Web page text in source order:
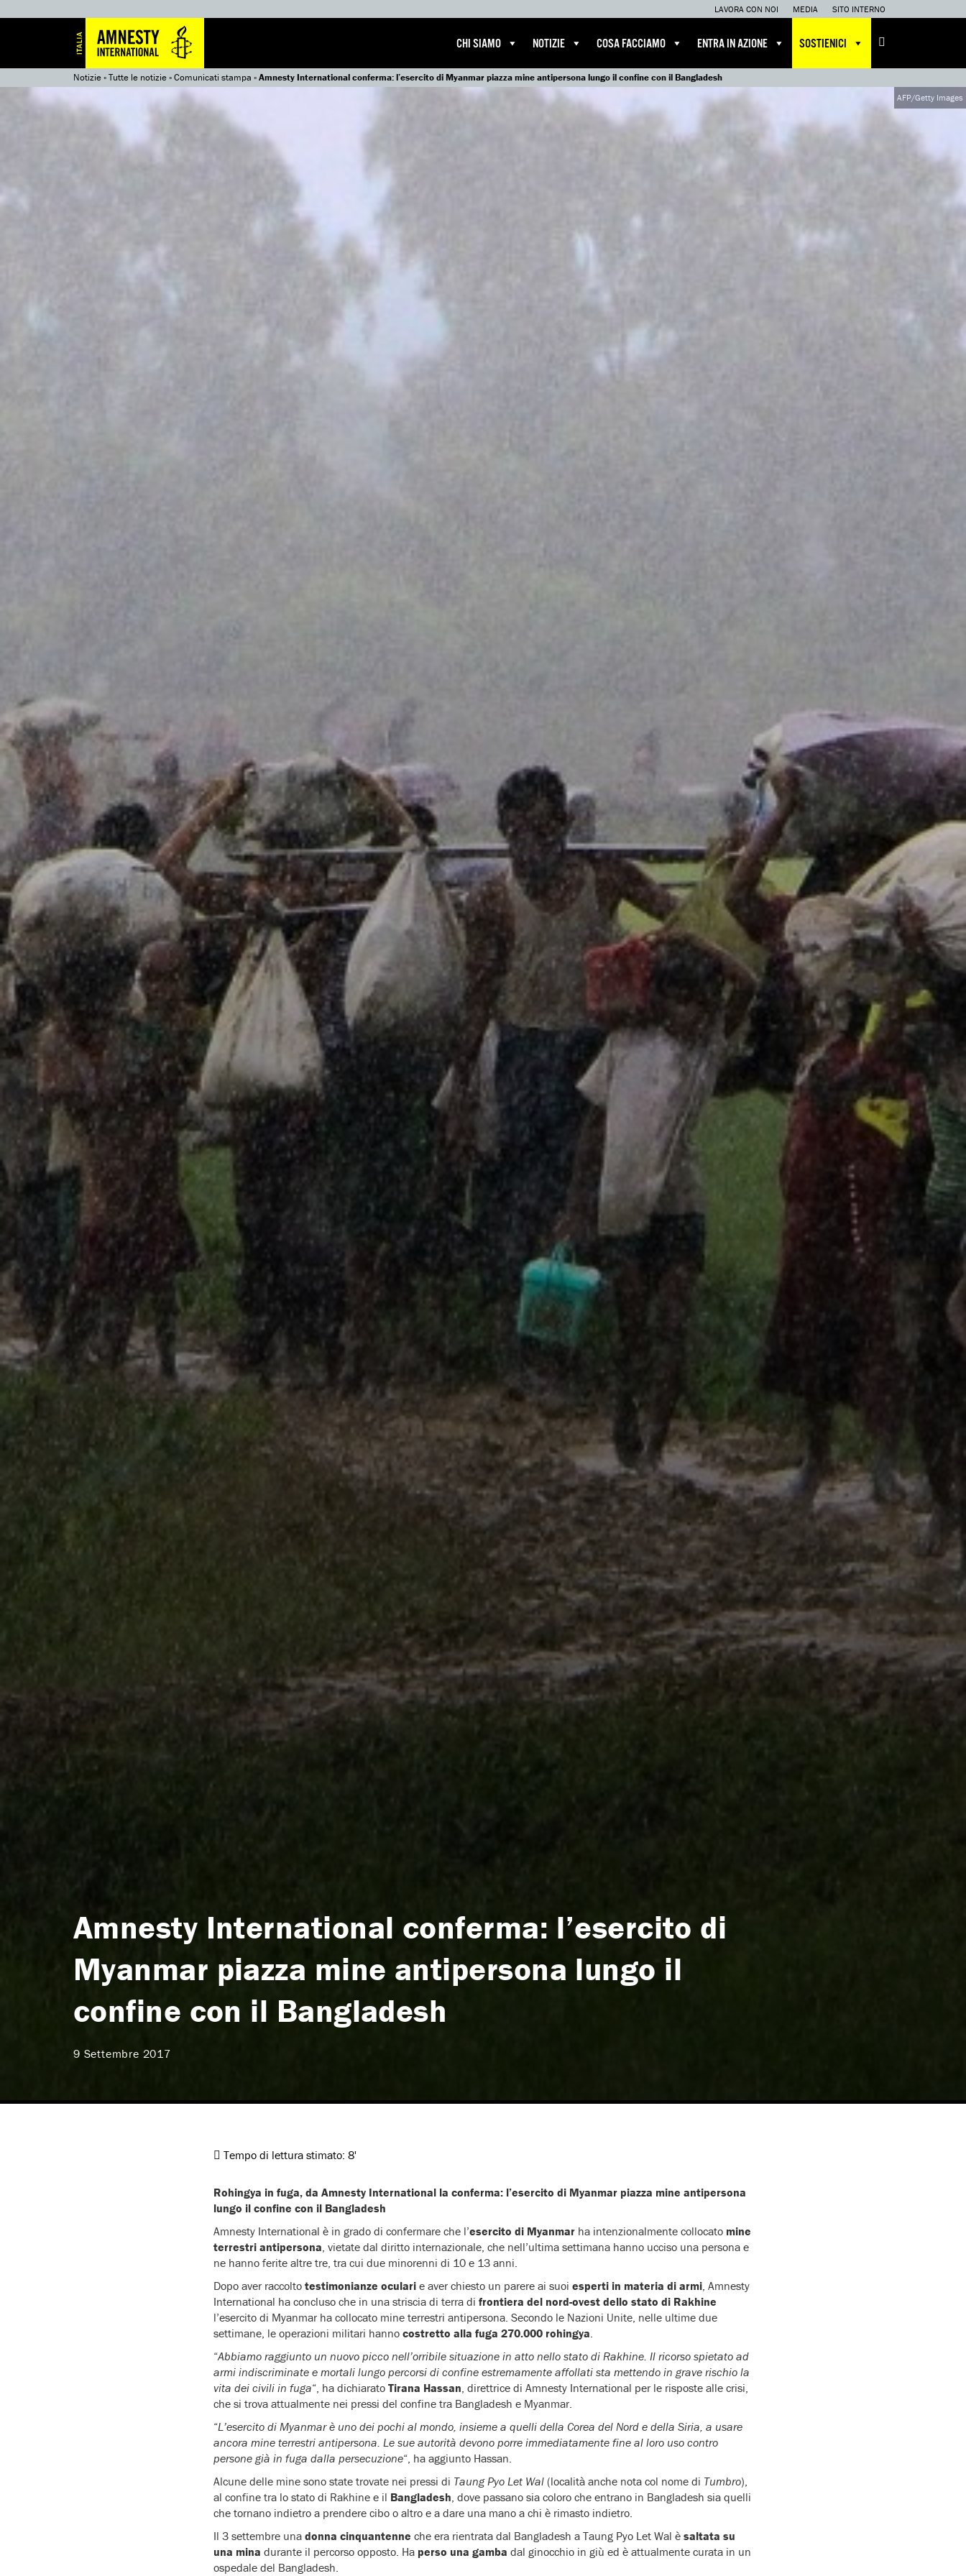
LAVORA CON NOI MEDIA SITO INTERNO
CHI SIAMO NOTIZIE COSA FACCIAMO ENTRA IN AZIONE SOSTIENICI
Notizie»Tutte le notizie»Comunicati stampa »Amnesty International conferma: l’esercito di Myanmar piazza mine antipersona lungo il confine con il Bangladesh
Amnesty International conferma: l’esercito di
Myanmar piazza mine antipersona lungo il
confine con il Bangladesh
9 Settembre 2017
AFP/Getty Images
Tempo di lettura stimato: 8'
Rohingya in fuga, da Amnesty International la conferma: l’esercito di Myanmar piazza mine antipersona
lungo il confine con il Bangladesh
Amnesty International è in grado di confermare che l’esercito di Myanmar ha intenzionalmente collocato mine
terrestri antipersona , vietate dal diritto internazionale, che nell’ultima settimana hanno ucciso una persona e
ne hanno ferite altre tre, tra cui due minorenni di 10 e 13 anni.
Dopo aver raccolto testimonianze oculari e aver chiesto un parere ai suoi esperti in materia di armi , Amnesty
International ha concluso che in una striscia di terra di frontiera del nord-ovest dello stato di Rakhine
l’esercito di Myanmar ha collocato mine terrestri antipersona. Secondo le Nazioni Unite, nelle ultime due
settimane, le operazioni militari hanno costretto alla fuga 270.000 rohingya
“Abbiamo raggiunto un nuovo picco nell’orribile situazione in atto nello stato di Rakhine. Il ricorso spietato ad
armi indiscriminate e mortali lungo percorsi di confine estremamente affollati sta mettendo in grave rischio la
vita dei civili in fuga“, ha dichiarato Tirana Hassan , direttrice di Amnesty International per le risposte alle crisi,
che si trova attualmente nei pressi del confine tra Bangladesh e Myanmar.
“L’esercito di Myanmar è uno dei pochi al mondo, insieme a quelli della Corea del Nord e della Siria, a usare
ancora mine terrestri antipersona. Le sue autorità devono porre immediatamente fine al loro uso contro
persone già in fuga dalla persecuzione“, ha aggiunto Hassan.
Alcune delle mine sono state trovate nei pressi di Taung Pyo Let Wal (località anche nota col nome di Tumbro),
al confine tra lo stato di Rakhine e il Bangladesh , dove passano sia coloro che entrano in Bangladesh sia quelli
che tornano indietro a prendere cibo o altro e a dare una mano a chi è rimasto indietro.
Il 3 settembre una donna cinquantenne che era rientrata dal Bangladesh a Taung Pyo Let Wal è saltata su
una mina durante il percorso opposto. Ha perso una gamba dal ginocchio in giù ed è attualmente curata in un
ospedale del Bangladesh.